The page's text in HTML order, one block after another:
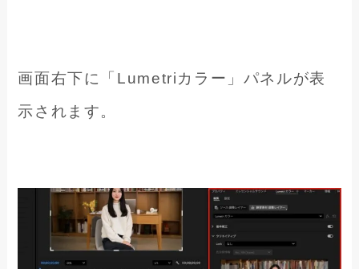
画面右下に「Lumetriカラー」パネルが表
示されます。